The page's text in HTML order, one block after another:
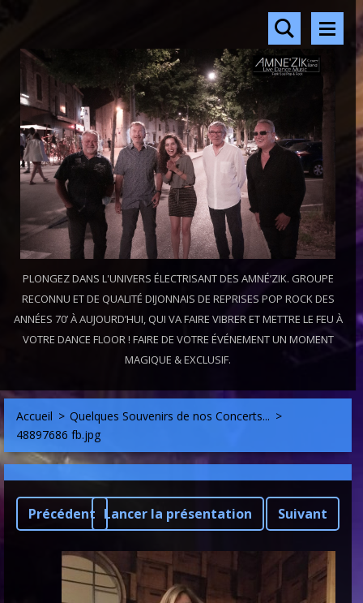
PLONGEZ DANS L'UNIVERS ÉLECTRISANT DES AMNÉ’ZIK. GROUPE
RECONNU ET DE QUALITÉ DIJONNAIS DE REPRISES POP ROCK DES
ANNÉES 70’ À AUJOURD’HUI, QUI VA FAIRE VIBRER ET METTRE LE FEU À
VOTRE DANCE FLOOR ! FAIRE DE VOTRE ÉVÉNEMENT UN MOMENT
MAGIQUE & EXCLUSIF.
Accueil > Quelques Souvenirs de nos Concerts... >
48897686 fb.jpg
Précédent Lancer la présentation Suivant